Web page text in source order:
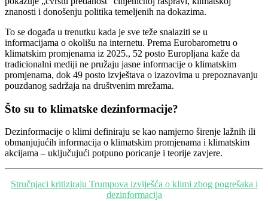
znanosti i donošenju politika temeljenih na dokazima.
To se događa u trenutku kada je sve teže snalaziti se u
informacijama o okolišu na internetu. Prema Eurobarometru o
klimatskim promjenama iz 2025., 52 posto Europljana kaže da
tradicionalni mediji ne pružaju jasne informacije o klimatskim
promjenama, dok 49 posto izvještava o izazovima u prepoznavanju
pouzdanog sadržaja na društvenim mrežama.
Što su to klimatske dezinformacije?
Dezinformacije o klimi definiraju se kao namjerno širenje lažnih ili
obmanjujućih informacija o klimatskim promjenama i klimatskim
akcijama – uključujući potpuno poricanje i teorije zavjere.
Stručnjaci kritiziraju Trumpova izviješća o klimi zbog pogrešaka i
dezinformacija